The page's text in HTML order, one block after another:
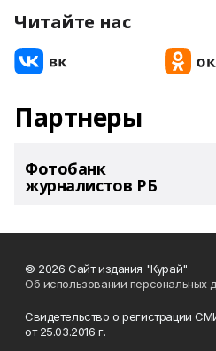
Читайте нас
Партнеры
Фотобанк
журналистов РБ
© 2026 Сайт издания "Курай"
Об использовании персональных
Свидетельство о регистрации
от 25.03.2016 г.